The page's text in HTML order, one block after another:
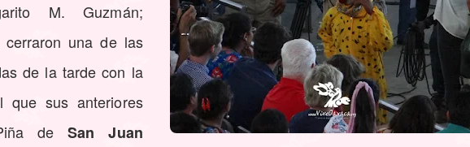
M. Guzmán;
cerraron una de las
de la tarde con la
que sus anteriores
Piña deSan Juan